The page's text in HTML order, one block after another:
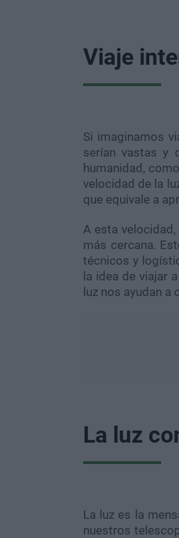
Viaje
Si imaginamos
serían vastas y
humanidad,
velocidad de la
que equivale a
A esta
más cercana.
técnicos y
la idea de viajar
luz nos ayudan
La luz
La luz es la
nuestros